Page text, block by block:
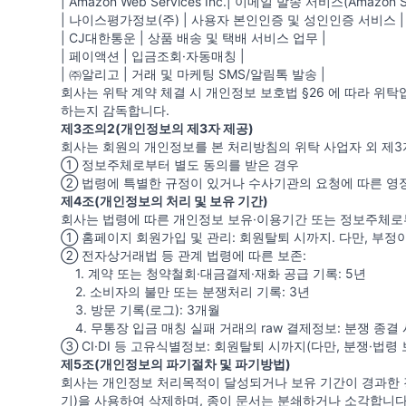
| 나이스평가정보(주) | 사용자 본인인증 및 성인인증 서비스 |
| CJ대한통운 | 상품 배송 및 택배 서비스 업무 |
| 페이액션 | 입금조회·자동매칭 |
| ㈜알리고 | 거래 및 마케팅 SMS/알림톡 발송 |
회사는 위탁 계약 체결 시 개인정보 보호법 §26 에 따라 위
하는지 감독합니다.
제3조의2(개인정보의 제3자 제공)
회사는 회원의 개인정보를 본 처리방침의 위탁 사업자 외 제
① 정보주체로부터 별도 동의를 받은 경우
② 법령에 특별한 규정이 있거나 수사기관의 요청에 따른 영
제4조(개인정보의 처리 및 보유 기간)
회사는 법령에 따른 개인정보 보유·이용기간 또는 정보주체
① 홈페이지 회원가입 및 관리: 회원탈퇴 시까지. 다만, 부정
② 전자상거래법 등 관계 법령에 따른 보존:
1. 계약 또는 청약철회·대금결제·재화 공급 기록: 5년
2. 소비자의 불만 또는 분쟁처리 기록: 3년
3. 방문 기록(로그): 3개월
4. 무통장 입금 매칭 실패 거래의 raw 결제정보: 분쟁 종결
③ CI·DI 등 고유식별정보: 회원탈퇴 시까지(다만, 분쟁·법령
제5조(개인정보의 파기절차 및 파기방법)
회사는 개인정보 처리목적이 달성되거나 보유 기간이 경과
기)을 사용하여 삭제하며, 종이 문서는 분쇄하거나 소각합니